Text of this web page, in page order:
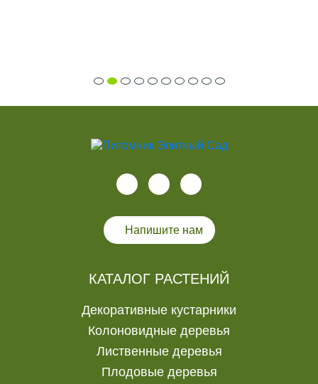
Напишите нам
КАТАЛОГ РАСТЕНИЙ
Декоративные кустарники
Колоновидные деревья
Лиственные деревья
Плодовые деревья